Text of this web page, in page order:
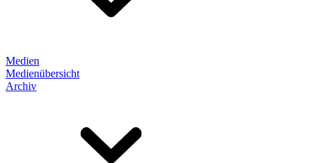
Medien
Medienübersicht
Archiv